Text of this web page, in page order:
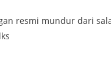
resmi mundur dari